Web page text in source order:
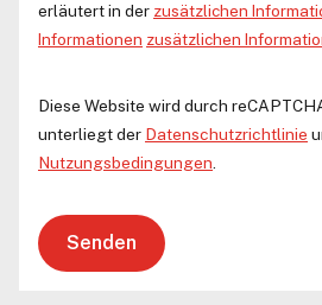
erläutert in der zusätzlichen
Informationen zusätzlichen
Diese Website wird durch
unterliegt der Datenschutzrichtlinie
Nutzungsbedingungen
Senden